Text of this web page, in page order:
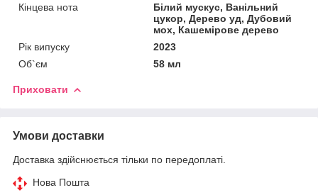
Кінцева нота
Білий мускус, Ванільний
цукор, Дерево уд, Дубовий
мох, Кашемірове дерево
Рік випуску
2023
Об`єм
58 мл
Приховати
Умови доставки
Доставка здійснюється тільки по передоплаті.
Нова Пошта